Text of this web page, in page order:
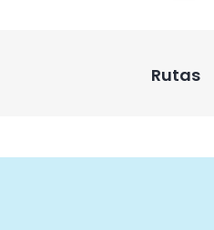
Rutas